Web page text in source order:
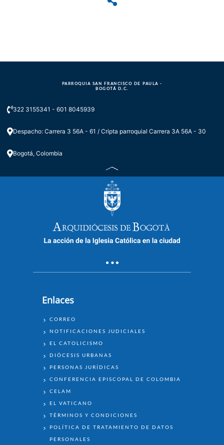
PARROQUIA SAN FRANCISCO DE PAULA -
BOGOTÁ D.C.
322 3155341 - 601 8045939
Despacho: Carrera 3 56A - 61 / Cripta parroquial Carrera 3A 56A - 30
Bogotá, Colombia
Enlaces
ENLACES
CORREO
NOTIFICACIONES JUDICIALES
EL CATOLICISMO
DIÓCESIS URBANAS
PERSONAS JURÍDICAS
CONFERENCIA EPISCOPAL DE COLOMBIA
CELAM
EL VATICANO
TÉRMINOS Y CONDICIONES
POLÍTICA DE TRATAMIENTO DE DATOS
PERSONALES